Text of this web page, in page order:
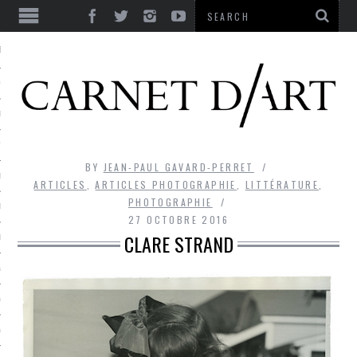
ULTIME
RIRE
LIBERTÉ
BEAUTÉ
FOLIE
BY JEAN-PAUL GAVARD-PERRET
ARTICLES
,ARTICLES PHOTOGRAPHIE LITTÉRATURE
PHOTOGRAPHIE
27 OCTOBRE 2016
CLARE STRAND